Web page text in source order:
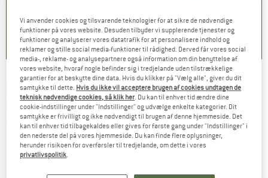
252) 4,9(23)
4,8(8)
ROHNER -Compression Touring Light -
Skisokker
(0)
Vi anvender cookies og tilsvarende teknologier for at sikre de nødvendige
funktioner på vores website. Desuden tilbyder vi supplerende tjenester og
funktioner og analyserer vores datatrafik for at personalisere indhold og
reklamer og stille social media-funktioner til rådighed. Derved får vores social
media-, reklame- og analysepartnere også information om din benyttelse af
vores website, hvoraf nogle befinder sig i tredjelande uden tilstrækkelige
garantier for at beskytte dine data. Hvis du klikker på "Vælg alle", giver du dit
samtykke til dette. Hvis du ikke vil acceptere brugen af cookies undtagen de
teknisk nødvendige cookies, så klik her . Du kan til enhver tid ændre dine
cookie-indstillinger under "Indstillinger" og udvælge enkelte kategorier. Dit
samtykke er frivilligt og ikke nødvendigt til brugen af denne hjemmeside. Det
kan til enhver tid tilbagekaldes eller gives for første gang under "Indstillinger" i
den nederste del på vores hjemmeside. Du kan finde flere oplysninger,
herunder risikoen for overførsler til tredjelande, om dette i vores
privatlivspolitik